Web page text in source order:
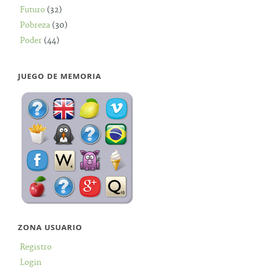
Futuro (32)
Pobreza (30)
Poder (44)
JUEGO DE MEMORIA
ZONA USUARIO
Registro
Login